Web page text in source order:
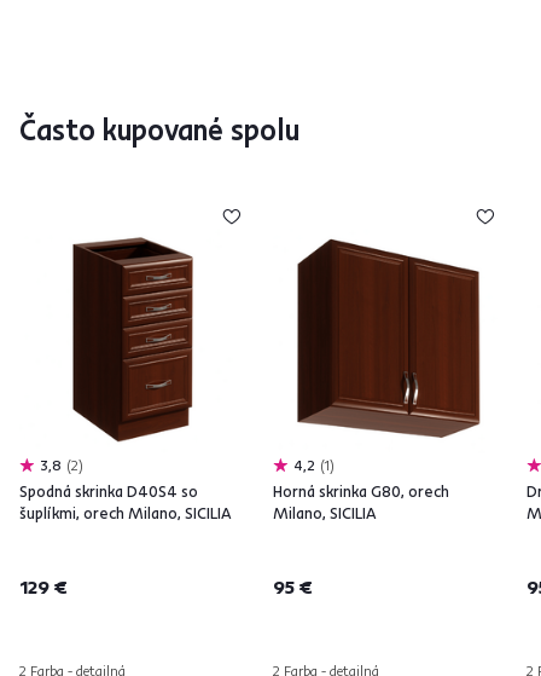
Často kupované spolu
3,8 2
Spodná skrinka D40S4 so
šuplíkmi, orech Milano, SICILIA
129 €
2 Farba - detailná
4,2 1
Horná skrinka G80, orech
Milano, SICILIA
95 €
2 Farba - detailná 2